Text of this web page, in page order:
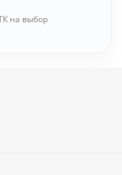
на выбор